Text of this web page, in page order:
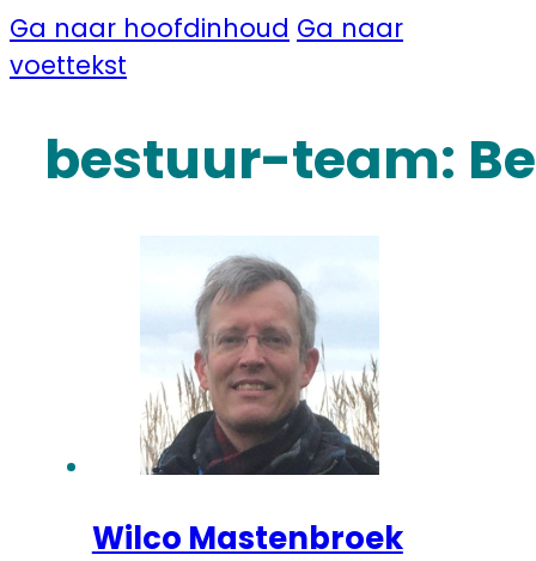
Ga naar hoofdinhoud Ga naar
voettekst
bestuur-team:
Wilco Mastenbroek